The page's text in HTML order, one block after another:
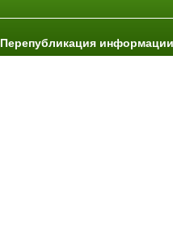
Перепубликация